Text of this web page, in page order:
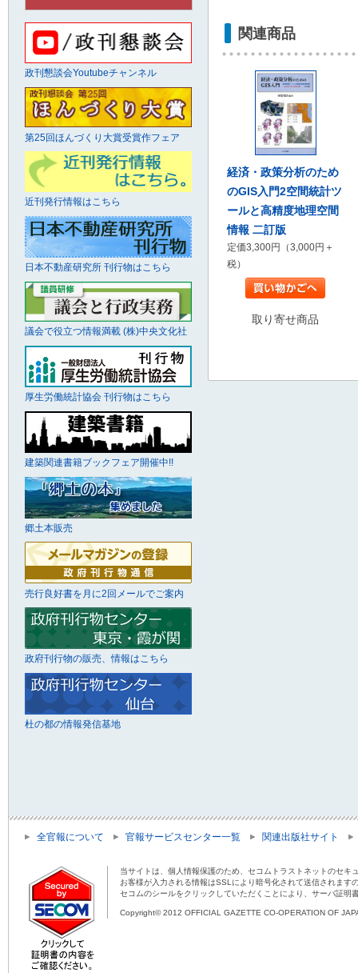
関連商品
経済・政策分析のため
のGIS入門2空間統計ツ
ールと高精度地理空間
情報 二訂版
定価3,300円（3,000円＋
税）
取り寄せ商品
政刊懇談会Youtubeチャンネル
第25回ほんづくり大賞受賞作フェア
近刊発行情報はこちら
日本不動産研究所 刊行物はこちら
議会で役立つ情報満載 (株)中央文化社
厚生労働統計協会 刊行物はこちら
建築関連書籍ブックフェア開催中!!
郷土本販売
売行良好書を月に2回メールでご案内
政府刊行物の販売、情報はこちら
杜の都の情報発信基地
全官報について 官報サービスセンター一覧 関連出版社サイト
当サイトは、個人情報保護のため、セコムトラストネットのセキ
お客様が入力される情報はSSLにより暗号化されて送信されま
セコムのシールをクリックしていただくことにより、サーバ証明
Copyright© 2012 OFFICIAL GAZETTE CO-OPERATION OF